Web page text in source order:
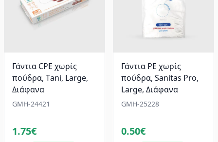
Γάντια CPE χωρίς
πούδρα, Τani, Large,
Διάφανα
GMH-24421
1.75€
Γάντια PE χωρίς
πούδρα, Sanitas Pro,
Large, Διάφανα
GMH-25228
0.50€